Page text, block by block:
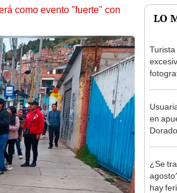
como evento "fuerte" con
LO
en
¿Se
hay